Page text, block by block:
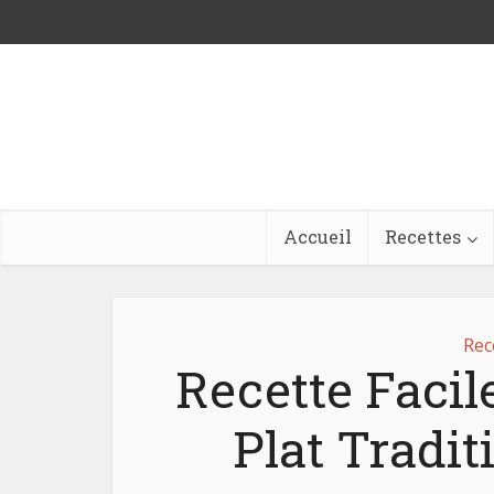
Accueil Recettes
Recette
Plat